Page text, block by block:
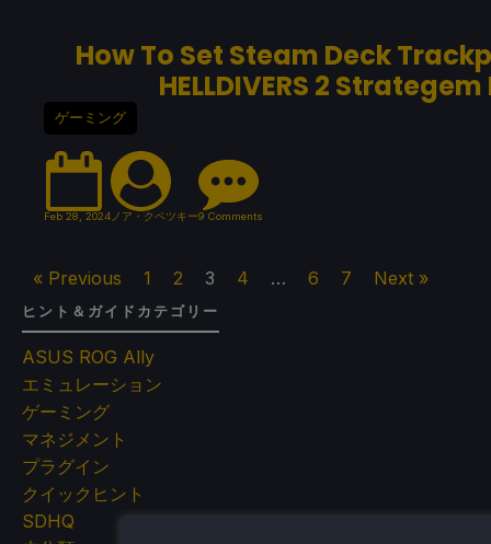
How To Set Steam Deck
HELLDIVERS 2
ゲーミング
Feb 28, 2024 ノア・クペツキー9 Comments
« Previous 1 2 3 4 … 6 7 Next »
ヒント＆ガイドカテゴリー
ASUS ROG Ally
エミュレーション
ゲーミング
マネジメント
プラグイン
クイックヒント
SDHQ